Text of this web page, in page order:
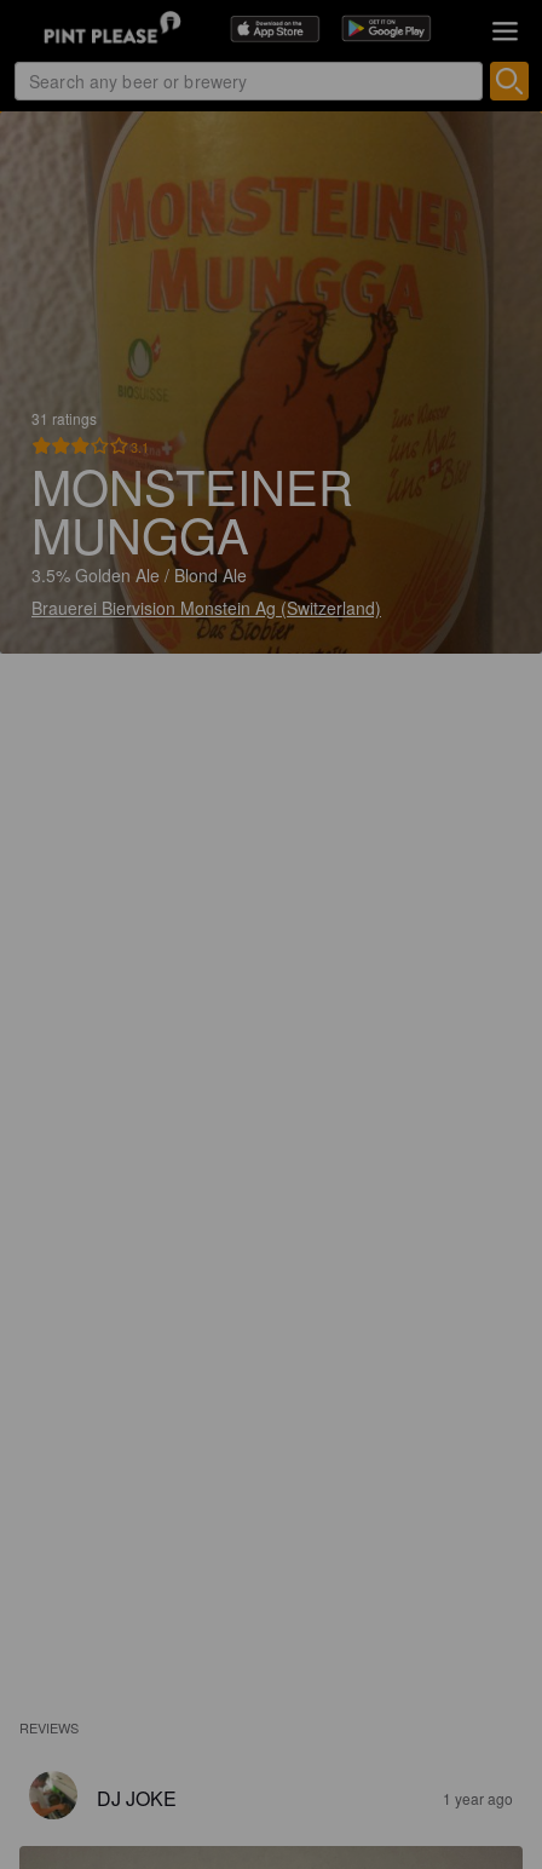
31 ratings
3.1
MONSTEINER
MUNGGA
3.5% Golden Ale / Blond Ale
Brauerei Biervision Monstein Ag (Switzerland)
REVIEWS
DJ JOKE 1 year ago